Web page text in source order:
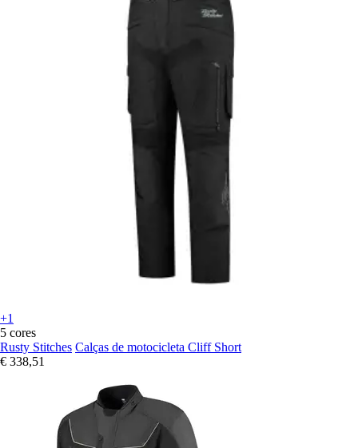
+1
5 cores
Rusty Stitches Calças de motocicleta Cliff Short
€ 338,51